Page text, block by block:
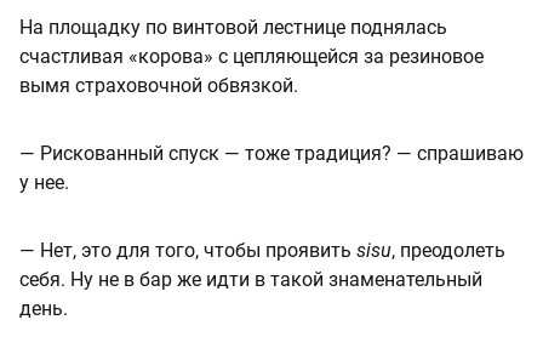
На площадку по винтовой лестнице поднялась
счастливая «корова» с цепляющейся за резиновое
вымя страховочной обвязкой.
— Рискованный спуск — тоже традиция? — спрашиваю
у нее.
— Нет, это для того, чтобы проявить sisu, преодолеть
себя. Ну не в бар же идти в такой знаменательный
день.